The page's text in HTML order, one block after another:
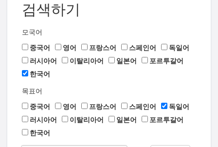
검색하기
모국어
중국어
영어 프랑스어 스페인어
독일어
러시아어
이탈리아어 일본어
포르투갈어
한국어
목표어
중국어
영어 프랑스어 스페인어
독일어
러시아어
이탈리아어 일본어
포르투갈어
한국어